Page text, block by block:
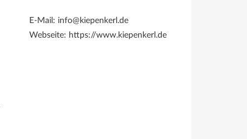
E-Mail: info@kiepenkerl.de
Webseite: https://www.kiepenkerl.de